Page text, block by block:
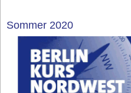
Sommer 2020